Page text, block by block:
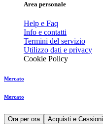
Area personale
Help e Faq
Info e contatti
Termini del servizio
Utilizzo dati e privacy
Cookie Policy
Mercato
Mercato
Ora per ora Acquisti e Cessioni